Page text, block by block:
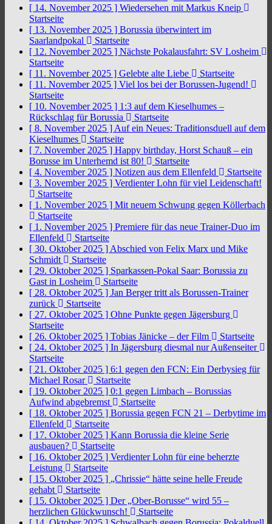
[ 14. November 2025 ] Wiedersehen mit Markus Kneip
Startseite
[ 13. November 2025 ] Borussia überwintert im
Saarlandpokal
Startseite
[ 12. November 2025 ] Nächste Pokalausfahrt: SV Losheim
Startseite
[ 11. November 2025 ] Gelebte alte Liebe
Startseite
[ 11. November 2025 ] Viel los bei der Borussen-Jugend!
Startseite
[ 10. November 2025 ] 1:3 auf dem Kieselhumes –
Rückschlag für Borussia
Startseite
[ 8. November 2025 ] Auf ein Neues: Traditionsduell auf dem
Kieselhumes
Startseite
[ 7. November 2025 ] Happy birthday, Horst Schauß – ein
Borusse im Unterhemd ist 80!
Startseite
[ 4. November 2025 ] Notizen aus dem Ellenfeld
Startseite
[ 3. November 2025 ] Verdienter Lohn für viel Leidenschaft!
Startseite
[ 1. November 2025 ] Mit neuem Schwung gegen Köllerbach
Startseite
[ 1. November 2025 ] Premiere für das neue Trainer-Duo im
Ellenfeld
Startseite
[ 30. Oktober 2025 ] Abschied von Felix Marx und Mike
Schmidt
Startseite
[ 29. Oktober 2025 ] Sparkassen-Pokal Saar: Borussia zu
Gast in Losheim
Startseite
[ 28. Oktober 2025 ] Jan Berger tritt als Borussen-Trainer
zurück
Startseite
[ 27. Oktober 2025 ] Ohne Punkte gegen Jägersburg
Startseite
[ 26. Oktober 2025 ] Tobias Jänicke – der Film
Startseite
[ 24. Oktober 2025 ] In Jägersburg diesmal nur Außenseiter
Startseite
[ 21. Oktober 2025 ] 6:1 gegen den FCN: Ein Derbysieg für
Michael Rosar
Startseite
[ 19. Oktober 2025 ] 0:1 gegen Limbach – Borussias
Aufwind abgebremst
Startseite
[ 18. Oktober 2025 ] Borussia gegen FCN 21 – Derbytime im
Ellenfeld
Startseite
[ 17. Oktober 2025 ] Kann Borussia die kleine Serie
ausbauen?
Startseite
[ 16. Oktober 2025 ] Verdienter Lohn für eine beherzte
Leistung
Startseite
[ 15. Oktober 2025 ] „Chrissie“ hätte seine helle Freude
gehabt
Startseite
[ 15. Oktober 2025 ] Der „Ober-Borusse“ wird 55 –
herzlichen Glückwunsch!
Startseite